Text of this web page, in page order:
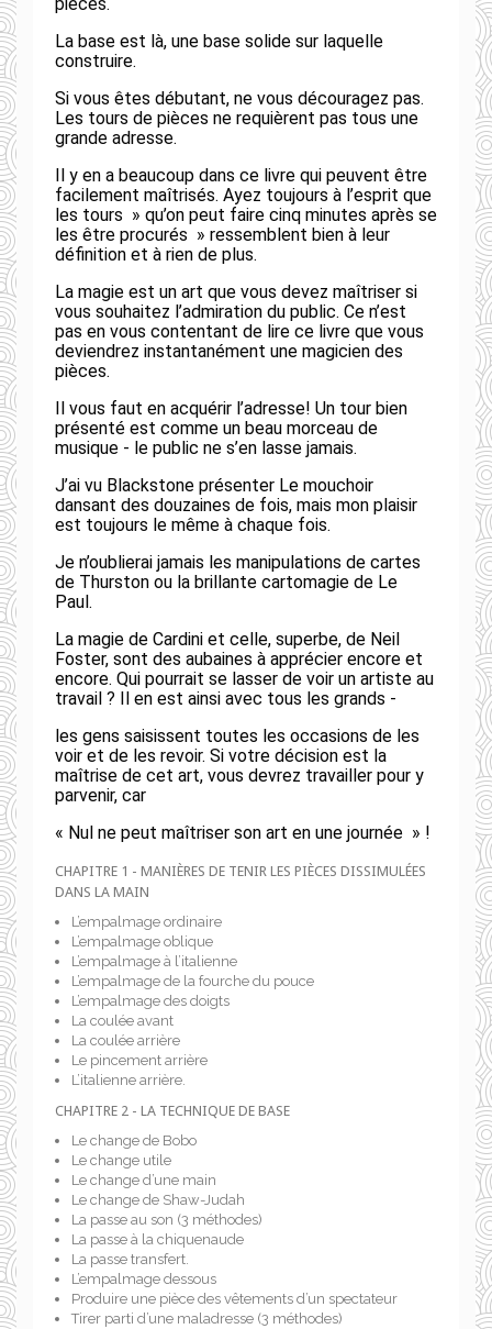
La base est là, une base solide sur laquelle
construire.
Si vous êtes débutant, ne vous découragez pas.
Les tours de pièces ne requièrent pas tous une
grande adresse.
Il y en a beaucoup dans ce livre qui peuvent être
facilement maîtrisés. Ayez toujours à l’esprit que
les tours » qu’on peut faire cinq minutes après se
les être procurés » ressemblent bien à leur
définition et à rien de plus.
La magie est un art que vous devez maîtriser si
vous souhaitez l’admiration du public. Ce n’est
pas en vous contentant de lire ce livre que vous
deviendrez instantanément une magicien des
pièces.
Il vous faut en acquérir l’adresse! Un tour bien
présenté est comme un beau morceau de
musique - le public ne s’en lasse jamais.
J’ai vu Blackstone présenter Le mouchoir
dansant des douzaines de fois, mais mon plaisir
est toujours le même à chaque fois.
Je n’oublierai jamais les manipulations de cartes
de Thurston ou la brillante cartomagie de Le
Paul.
La magie de Cardini et celle, superbe, de Neil
Foster, sont des aubaines à apprécier encore et
encore. Qui pourrait se lasser de voir un artiste au
travail ? Il en est ainsi avec tous les grands -
les gens saisissent toutes les occasions de les
voir et de les revoir. Si votre décision est la
maîtrise de cet art, vous devrez travailler pour y
parvenir, car
« Nul ne peut maîtriser son art en une journée » !
CHAPITRE 1 - MANIÈRES DE TENIR LES PIÈCES DISSIMULÉES
DANS LA MAIN
L’empalmage ordinaire
L’empalmage oblique
L’empalmage à l’italienne
L’empalmage de la fourche du pouce
L’empalmage des doigts
La coulée avant
La coulée arrière
Le pincement arrière
L’italienne arrière.
CHAPITRE 2 - LA TECHNIQUE DE BASE
Le change de Bobo
Le change utile
Le change d’une main
Le change de Shaw-Judah
La passe au son (3 méthodes)
La passe à la chiquenaude
La passe transfert.
L’empalmage dessous
Produire une pièce des vêtements d’un spectateur
Tirer parti d’une maladresse (3 méthodes)